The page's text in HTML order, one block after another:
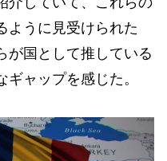
ように見受けられた
が国として推している
ャップを感じた。